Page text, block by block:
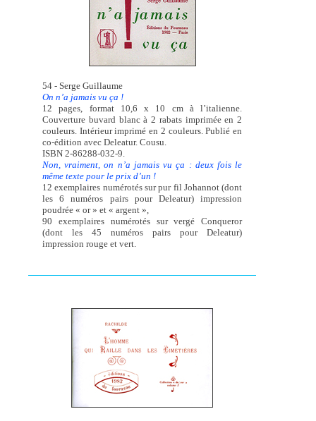
54 - Serge Guillaume
On n’a jamais vu ça !
12 pages, format 10,6 x 10 cm à l’italienne.
Couverture buvard blanc à 2 rabats imprimée en 2
couleurs. Intérieur imprimé en 2 couleurs. Publié en
co-édition avec Deleatur. Cousu.
ISBN 2-86288-032-9.
Non, vraiment, on n’a jamais vu ça : deux fois le
même texte pour le prix d’un !
12 exemplaires numérotés sur pur fil Johannot (dont
les 6 numéros pairs pour Deleatur) impression
poudrée « or » et « argent »,
90 exemplaires numérotés sur vergé Conqueror
(dont les 45 numéros pairs pour Deleatur)
impression rouge et vert.